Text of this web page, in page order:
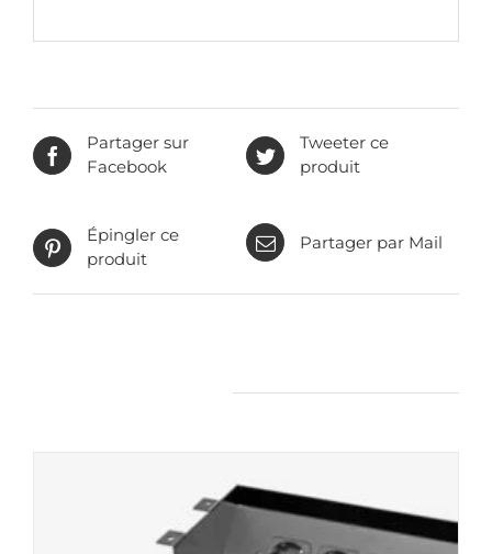
Partager sur
Facebook
Tweeter ce
produit
Épingler ce
produit
Partager par Mail